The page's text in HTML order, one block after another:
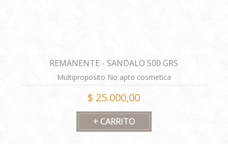
REMANENTE - SANDALO 500 GRS
Multiproposito No apto cosmetica
$ 25.000,00